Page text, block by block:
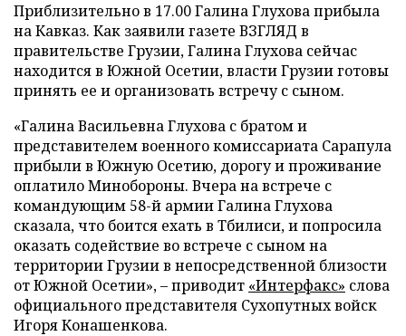
Приблизительно в 17.00 Галина Глухова прибыла
на Кавказ. Как заявили газете ВЗГЛЯД в
правительстве Грузии, Галина Глухова сейчас
находится в Южной Осетии, власти Грузии готовы
принять ее и организовать встречу с сыном.
«Галина Васильевна Глухова с братом и
представителем военного комиссариата Сарапула
прибыли в Южную Осетию, дорогу и проживание
оплатило Минобороны. Вчера на встрече с
командующим 58-й армии Галина Глухова
сказала, что боится ехать в Тбилиси, и попросила
оказать содействие во встрече с сыном на
территории Грузии в непосредственной близости
от Южной Осетии», – приводит «Интерфакс» слова
официального представителя Сухопутных войск
Игоря Конашенкова.